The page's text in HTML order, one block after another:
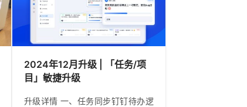
2024年12月升级 | 「任务/项
目」敏捷升级
升级详情 一、任务同步钉钉待办逻